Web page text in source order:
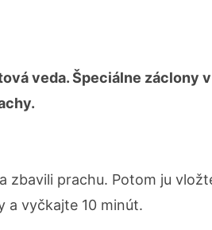
veda. Špeciálne záclony
zbavili prachu. Potom ju
a vyčkajte 10 minút.